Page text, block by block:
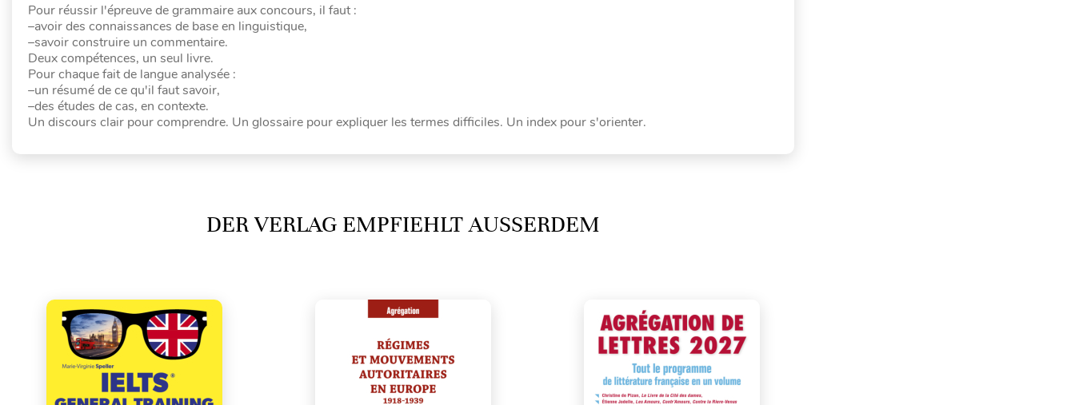
Pour réussir l'épreuve de grammaire aux concours, il faut :
–avoir des connaissances de base en linguistique,
–savoir construire un commentaire.
Deux compétences, un seul livre.
Pour chaque fait de langue analysée :
–un résumé de ce qu'il faut savoir,
–des études de cas, en contexte.
Un discours clair pour comprendre. Un glossaire pour expliquer les termes difficiles. Un index pour s'orienter.
DER VERLAG EMPFIEHLT AUSSERDEM